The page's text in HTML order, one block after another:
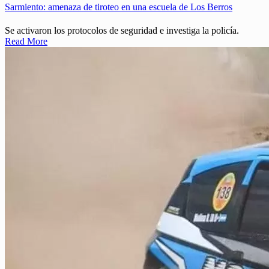
Sarmiento: amenaza de tiroteo en una escuela de Los Berros
Se activaron los protocolos de seguridad e investiga la policía.
Read More